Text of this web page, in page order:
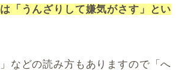
は「うんざりして嫌気がさす」とい
」などの読み方もありますので「へ